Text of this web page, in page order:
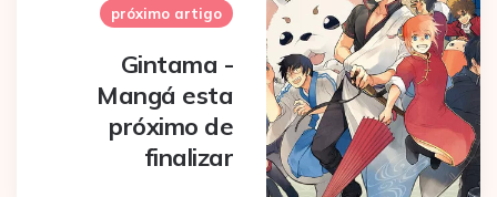
próximo artigo
Gintama -
Mangá esta
próximo de
finalizar